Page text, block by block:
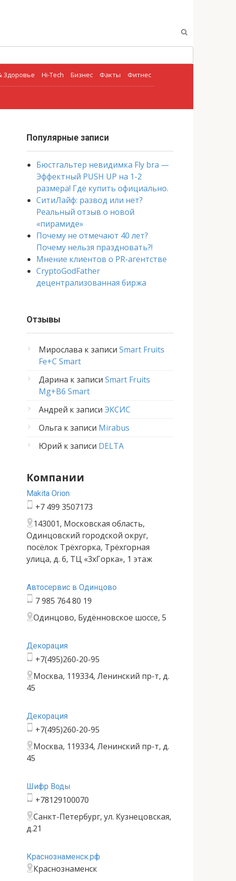
Здоровье Hi-Tech Бизнес Факты Фитнес
Популярные записи
Бюстгальтер невидимка Fly bra —
Эффектный PUSH UP на 1-2
размера! Где купить официально.
СитиЛайф: развод или нет?
Реальный отзыв о новой
«пирамиде»
Почему не отмечают 40 лет?
Почему нельзя праздновать?!
Мнение клиентов о PR-агентстве
CryptoGodFather
децентрализованная биржа
Отзывы
Мирослава к записи Smart Fruits
Fe+C Smart
Дарина к записи Smart Fruits
Mg+B6 Smart
Андрей к записи ЭКСИС
Ольга к записи Mirabus
Юрий к записи DELTA
Компании
Makita Orion
+7 499 3507173
143001, Московская область,
Одинцовский городской округ,
посёлок Трёхгорка, Трёхгорная
улица, д. 6, ТЦ «3хГорка», 1 этаж
Автосервис в Одинцово
7 985 764 80 19
Одинцово, Будённовское шоссе, 5
Декорация
+7(495)260-20-95
Москва, 119334, Ленинский пр-т, д.
45
Декорация
+7(495)260-20-95
Москва, 119334, Ленинский пр-т, д.
45
Шифр Воды
+78129100070
Санкт-Петербург, ул. Кузнецовская,
д.21
Краснознаменск.рф
Краснознаменск